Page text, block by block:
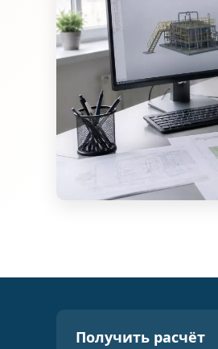
Получить расчёт